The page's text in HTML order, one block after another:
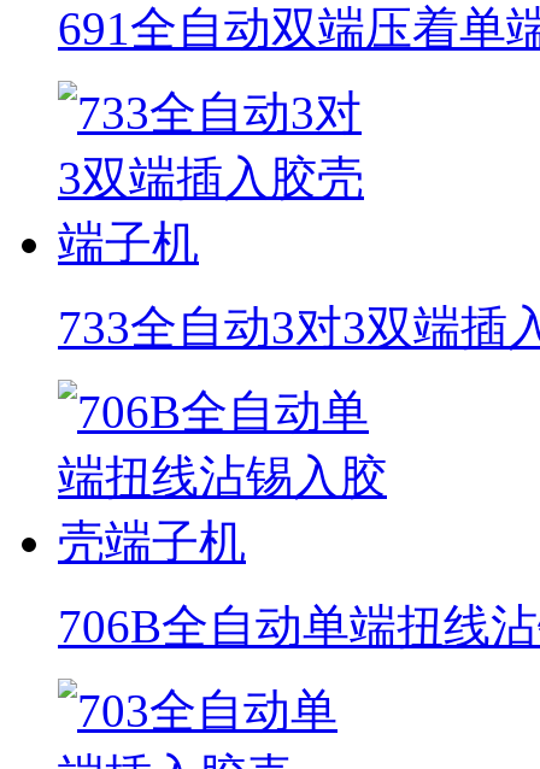
691全自动双端压着单
733全自动3对3双端插
706B全自动单端扭线